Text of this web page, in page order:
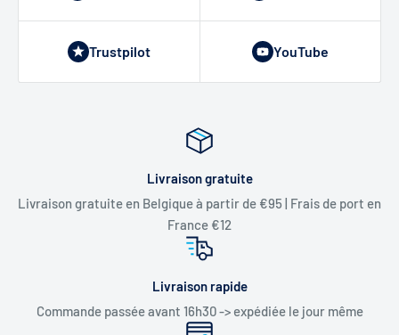
Trustpilot YouTube
Livraison gratuite
Livraison gratuite en Belgique à partir de €95 | Frais de port en
France €12
Livraison rapide
Commande passée avant 16h30 -> expédiée le jour même